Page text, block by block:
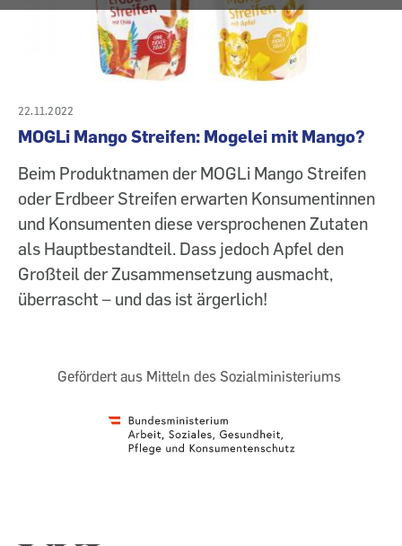
22.11.2022
MOGLi Mango Streifen: Mogelei mit Mango?
Beim Produktnamen der MOGLi Mango Streifen
oder Erdbeer Streifen erwarten Konsumentinnen
und Konsumenten diese versprochenen Zutaten
als Hauptbestandteil. Dass jedoch Apfel den
Großteil der Zusammensetzung ausmacht,
überrascht – und das ist ärgerlich!
Gefördert aus Mitteln des Sozialministeriums